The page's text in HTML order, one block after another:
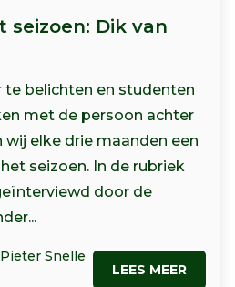
seizoen: Dik van
belichten en studenten
met de persoon achter
elke drie maanden een
seizoen. In de rubriek
door de
Snelle
LEES MEER